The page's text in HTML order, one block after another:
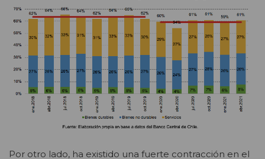
Por otro lado, ha existido una fuerte contracción en el